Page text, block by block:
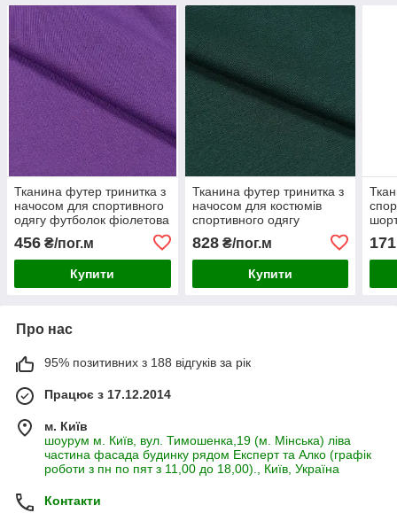
Тканина футер тринитка з
начосом для спортивного
одягу футболок фіолетова
456 ₴/пог.м
Купити
Тканина футер тринитка з
начосом для костюмів
спортивного одягу
футболок спідниць суконь
темно-зелена
828₴/пог.м
Купити
171
Про нас
95% позитивних з 188 відгуків за рік
Працює з 17.12.2014
м. Київ
шоурум м. Київ, вул. Тимошенка,19 (м. Мінська) ліва
частина фасада будинку рядом Експерт та Алко (графік
роботи з пн по пят з 11,00 до 18,00)., Київ, Україна
Контакти